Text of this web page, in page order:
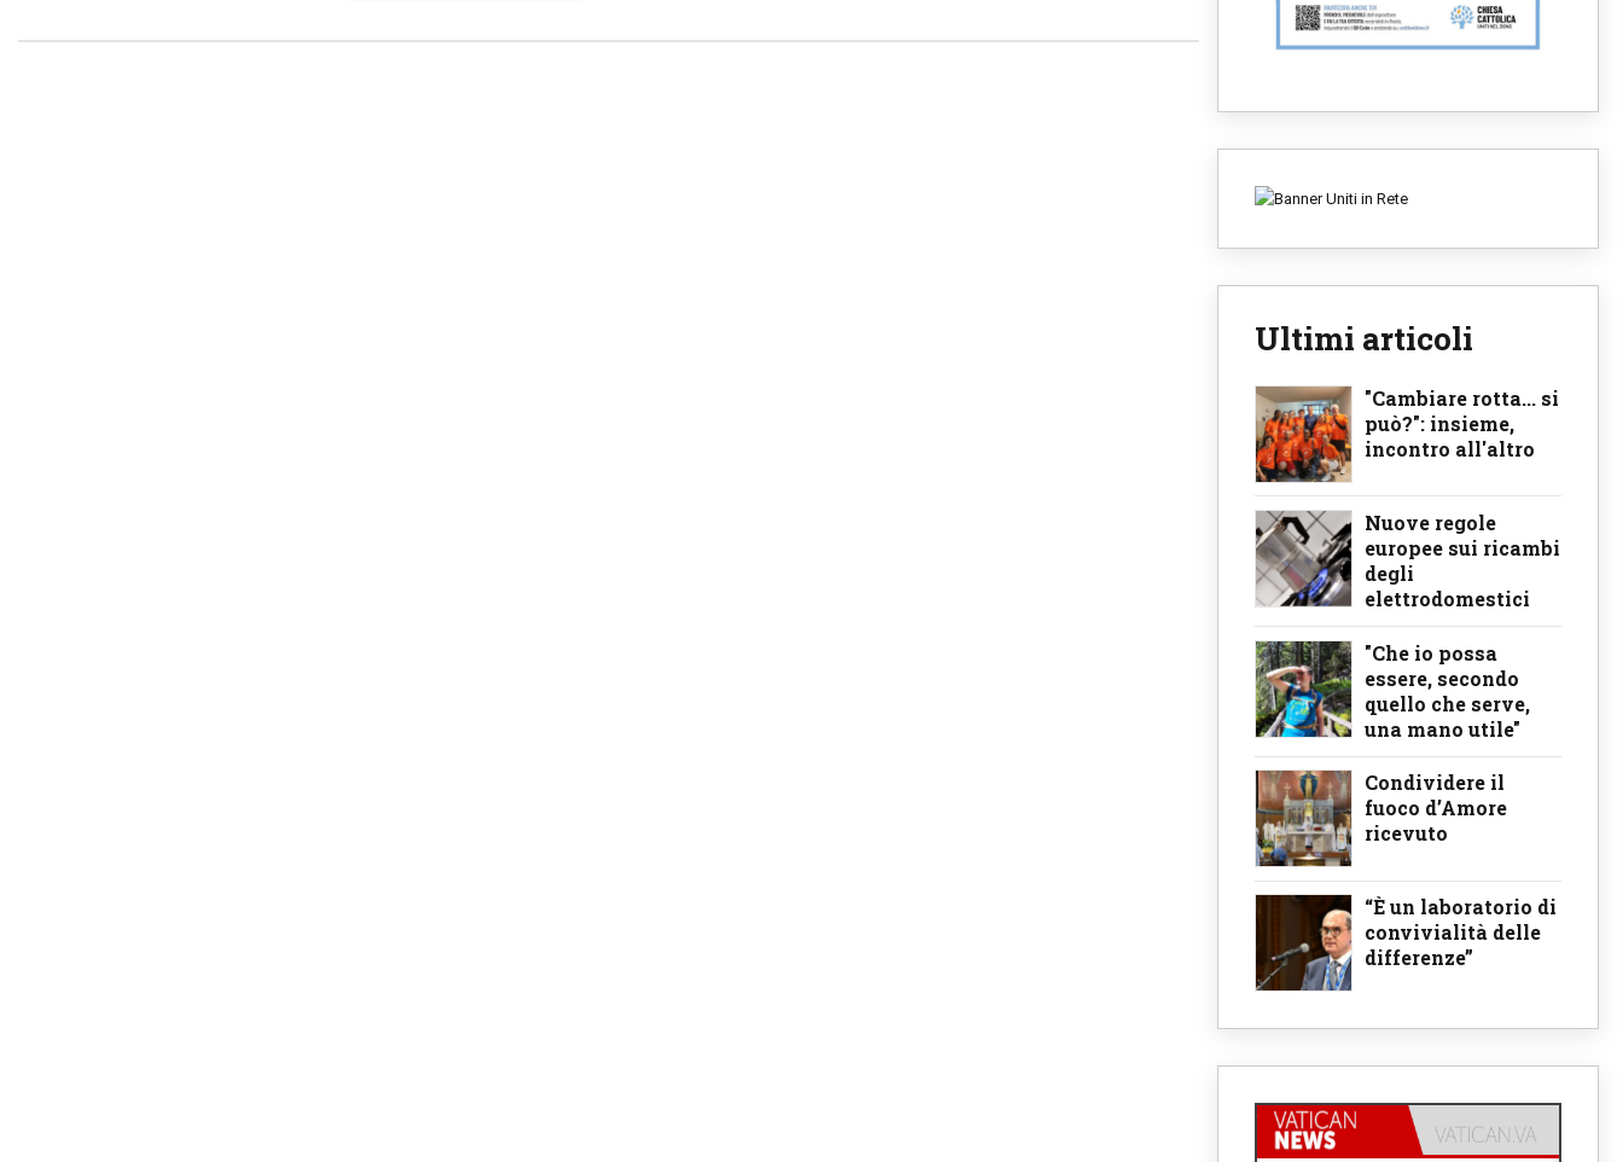
Ultimi articoli
"Cambiare rotta... si
può?": insieme,
incontro all'altro
Nuove regole
europee sui ricambi
degli
elettrodomestici
"Che io possa
essere, secondo
quello che serve,
una mano utile"
Condividere il
fuoco d’Amore
ricevuto
“È un laboratorio di
convivialità delle
differenze”